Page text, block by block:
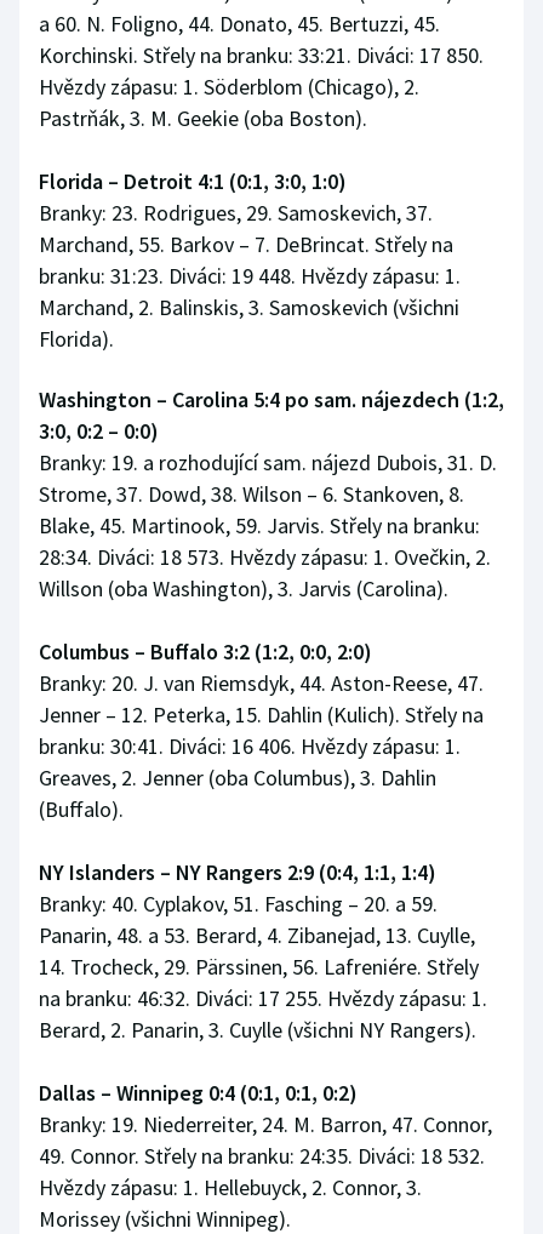
a 60. N. Foligno, 44. Donato, 45. Bertuzzi, 45.
Korchinski. Střely na branku: 33:21. Diváci: 17 850.
Hvězdy zápasu: 1. Söderblom (Chicago), 2.
Pastrňák, 3. M. Geekie (oba Boston).
Florida – Detroit 4:1 (0:1, 3:0, 1:0)
Branky: 23. Rodrigues, 29. Samoskevich, 37.
Marchand, 55. Barkov – 7. DeBrincat. Střely na
branku: 31:23. Diváci: 19 448. Hvězdy zápasu: 1.
Marchand, 2. Balinskis, 3. Samoskevich (všichni
Florida).
Washington – Carolina 5:4 po sam. nájezdech (1:2,
3:0, 0:2 – 0:0)
Branky: 19. a rozhodující sam. nájezd Dubois, 31. D.
Strome, 37. Dowd, 38. Wilson – 6. Stankoven, 8.
Blake, 45. Martinook, 59. Jarvis. Střely na branku:
28:34. Diváci: 18 573. Hvězdy zápasu: 1. Ovečkin, 2.
Willson (oba Washington), 3. Jarvis (Carolina).
Columbus – Buffalo 3:2 (1:2, 0:0, 2:0)
Branky: 20. J. van Riemsdyk, 44. Aston-Reese, 47.
Jenner – 12. Peterka, 15. Dahlin (Kulich). Střely na
branku: 30:41. Diváci: 16 406. Hvězdy zápasu: 1.
Greaves, 2. Jenner (oba Columbus), 3. Dahlin
(Buffalo).
NY Islanders – NY Rangers 2:9 (0:4, 1:1, 1:4)
Branky: 40. Cyplakov, 51. Fasching – 20. a 59.
Panarin, 48. a 53. Berard, 4. Zibanejad, 13. Cuylle,
14. Trocheck, 29. Pärssinen, 56. Lafreniére. Střely
na branku: 46:32. Diváci: 17 255. Hvězdy zápasu: 1.
Berard, 2. Panarin, 3. Cuylle (všichni NY Rangers).
Dallas – Winnipeg 0:4 (0:1, 0:1, 0:2)
Branky: 19. Niederreiter, 24. M. Barron, 47. Connor,
49. Connor. Střely na branku: 24:35. Diváci: 18 532.
Hvězdy zápasu: 1. Hellebuyck, 2. Connor, 3.
Morissey (všichni Winnipeg).